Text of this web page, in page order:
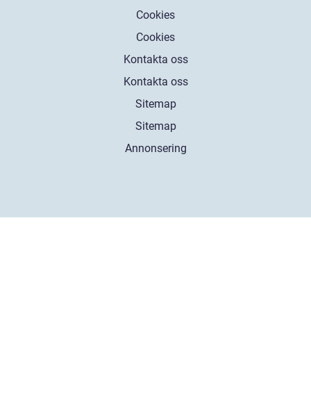
Cookies
Cookies
Kontakta oss
Kontakta oss
Sitemap
Sitemap
Annonsering